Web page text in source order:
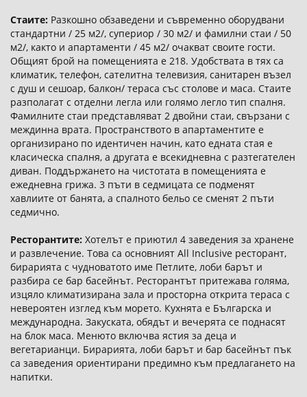
Стаите: Разкошно обзаведени и съвременно оборудвани
стандартни / 25 м2/, супериор / 30 м2/ и фамилни стаи / 50
м2/, както и апартаменти / 45 м2/ очакват своите гости.
Общият брой на помещенията е 218. Удобствата в тях са
климатик, телефон, сателитна телевизия, санитарен възел
с душ и сешоар, балкон/ тераса със столове и маса. Стаите
разполагат с отделни легла или голямо легло тип спалня.
Фамилните стаи представляват 2 двойни стаи, свързани с
междинна врата. Пространството в апартаментите е
организирано по идентичен начин, като едната стая е
класическа спалня, а другата е всекидневна с разтегателен
диван. Поддържането на чистотата в помещенията е
ежедневна грижа. 3 пъти в седмицата се подменят
хавлиите от банята, а спалното бельо се сменят 2 пъти
седмично.
Ресторантите: Хотелът е приютил 4 заведения за хранене
и развлечение. Това са основният All Inclusive ресторант,
бирарията с чудноватото име Петлите, лоби барът и
разбира се бар басейнът. Ресторантът притежава голяма,
изцяло климатизирана зала и просторна открита тераса с
невероятен изглед към морето. Кухнята е Българска и
международна. Закуската, обядът и вечерята се поднасят
на блок маса. Менюто включва ястия за деца и
вегетарианци. Бирарията, лоби барът и бар басейнът пък
са заведения ориентирани предимно към предлагането на
напитки.